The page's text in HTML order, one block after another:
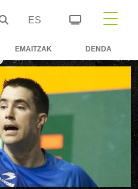
ES
EMAITZAK DENDA